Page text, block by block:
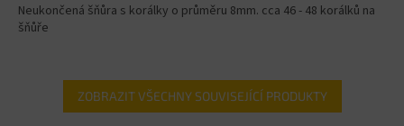
Neukončená šňůra s korálky o průměru 8mm. cca 46 - 48 korálků na
šňůře
ZOBRAZIT VŠECHNY SOUVISEJÍCÍ PRODUKTY